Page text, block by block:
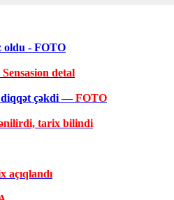
oldu - FOTO
Sensasion detal
diqqət çəkdi —FOTO
tarix bilindi
açıqlandı